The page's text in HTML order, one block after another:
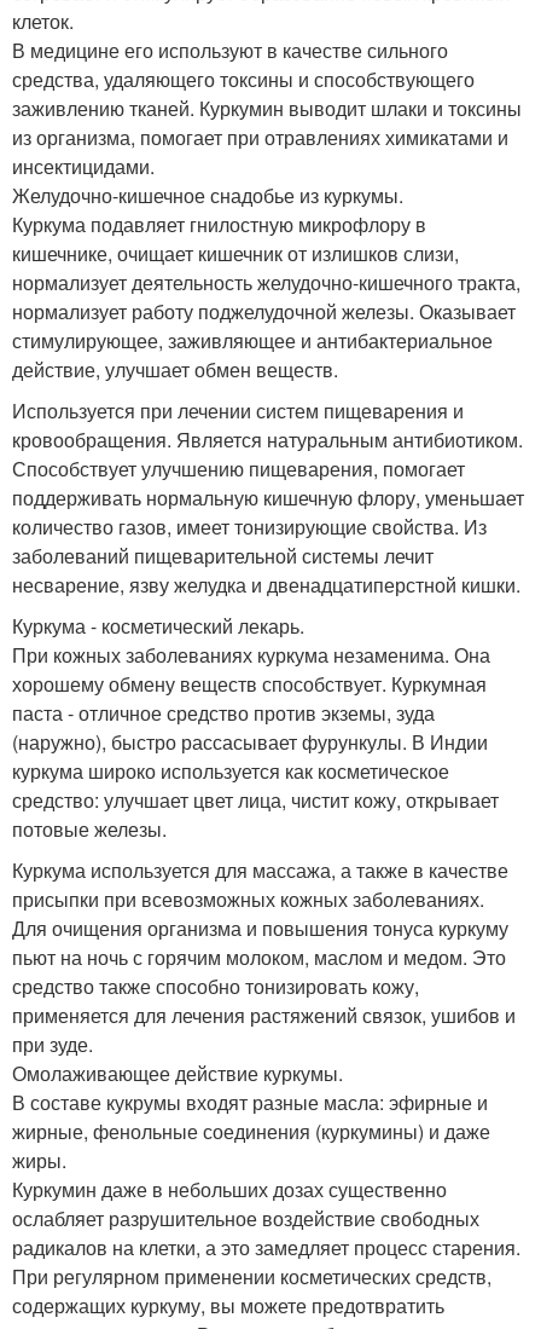
клеток.
В медицине его используют в качестве сильного
средства, удаляющего токсины и способствующего
заживлению тканей. Куркумин выводит шлаки и токсины
из организма, помогает при отравлениях химикатами и
инсектицидами.
Желудочно-кишечное снадобье из куркумы.
Куркума подавляет гнилостную микрофлору в
кишечнике, очищает кишечник от излишков слизи,
нормализует деятельность желудочно-кишечного тракта,
нормализует работу поджелудочной железы. Оказывает
стимулирующее, заживляющее и антибактериальное
действие, улучшает обмен веществ.
Используется при лечении систем пищеварения и
кровообращения. Является натуральным антибиотиком.
Способствует улучшению пищеварения, помогает
поддерживать нормальную кишечную флору, уменьшает
количество газов, имеет тонизирующие свойства. Из
заболеваний пищеварительной системы лечит
несварение, язву желудка и двенадцатиперстной кишки.
Куркума - косметический лекарь.
При кожных заболеваниях куркума незаменима. Она
хорошему обмену веществ способствует. Куркумная
паста - отличное средство против экземы, зуда
(наружно), быстро рассасывает фурункулы. В Индии
куркума широко используется как косметическое
средство: улучшает цвет лица, чистит кожу, открывает
потовые железы.
Куркума используется для массажа, а также в качестве
присыпки при всевозможных кожных заболеваниях.
Для очищения организма и повышения тонуса куркуму
пьют на ночь с горячим молоком, маслом и медом. Это
средство также способно тонизировать кожу,
применяется для лечения растяжений связок, ушибов и
при зуде.
Омолаживающее действие куркумы.
В составе кукрумы входят разные масла: эфирные и
жирные, фенольные соединения (куркумины) и даже
жиры.
Куркумин даже в небольших дозах существенно
ослабляет разрушительное воздействие свободных
радикалов на клетки, а это замедляет процесс старения.
При регулярном применении косметических средств,
содержащих куркуму, вы можете предотвратить